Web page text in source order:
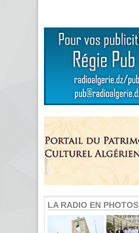
LA RADIO EN PHOTOS